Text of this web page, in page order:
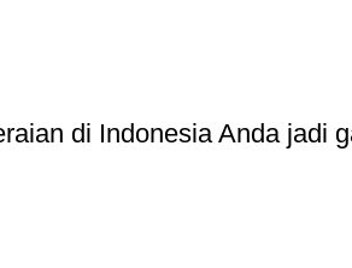
di Indonesia Anda jadi